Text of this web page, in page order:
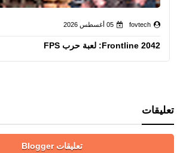
fovtech 05 أغسطس 2026
Frontline 2042: لعبة حرب FPS
تعليقات
تعليقات Blogger